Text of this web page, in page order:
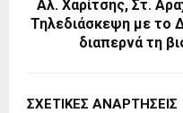
Aλ. Χαρίτσης, Στ.
Τηλεδιάσκεψη με το
διαπερνά τη
ΣΧΕΤΙΚΈΣ ΑΝΑΡΤΉΣΕΙΣ